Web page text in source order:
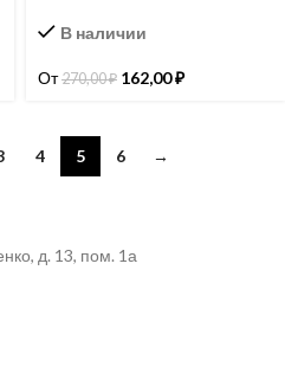
В наличии
От270,00₽ 162,00₽
4 5 6 →
д. 13, пом. 1а